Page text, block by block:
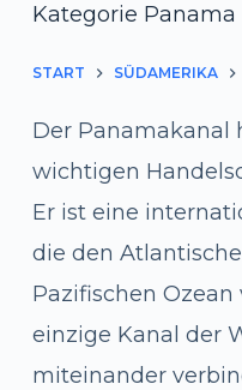
Kategorie Panama
START SÜDAMERIKA
Der Panamakanal
wichtigen
Er ist eine
die den
Pazifischen
einzige Kanal der
miteinander